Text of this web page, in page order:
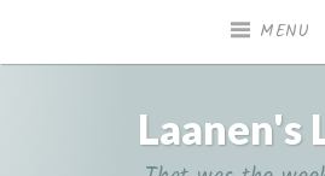
MENU
Laanen's